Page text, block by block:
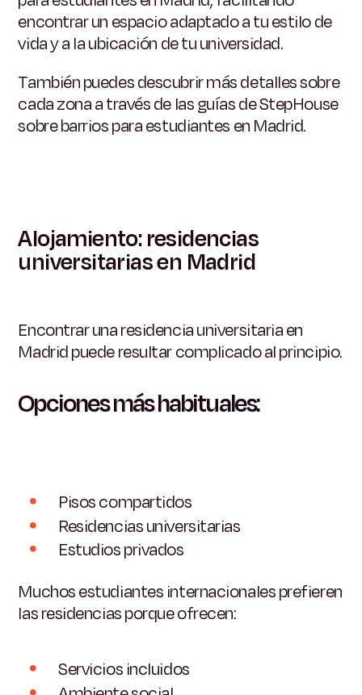
encontrar un espacio adaptado a tu estilo de
vida y a la ubicación de tu universidad.
También puedes descubrir más detalles sobre
cada zona a través de las guías de StepHouse
sobre barrios para estudiantes en Madrid.
Alojamiento: residencias
universitarias en Madrid
Encontrar una residencia universitaria en
Madrid puede resultar complicado al principio.
Opciones más habituales:
Pisos compartidos
Residencias universitarias
Estudios privados
Muchos estudiantes internacionales prefieren
las residencias porque ofrecen:
Servicios incluidos